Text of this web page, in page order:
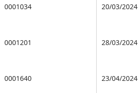
0001034 20/03/2024
0001201 28/03/2024
0001640 23/04/2024